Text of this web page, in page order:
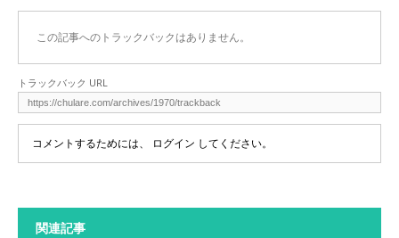
この記事へのトラックバックはありません。
トラックバック URL
コメントするためには、 ログイン してください。
関連記事